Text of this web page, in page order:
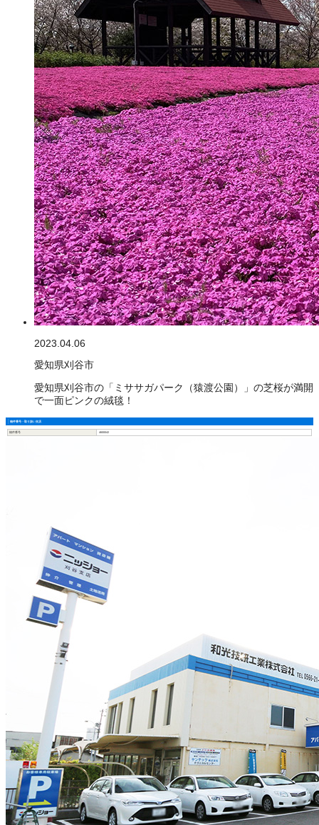
2023.04.06
愛知県刈谷市
愛知県刈谷市の「ミササガパーク（猿渡公園）」の芝桜が満開
で一面ピンクの絨毯！
物件番号・取り扱い支店
物件番号 4600042